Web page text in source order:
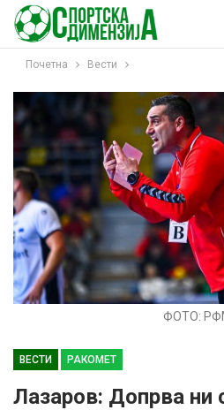
Почетна Вести
ФОТО:
ВЕСТИ РАКОМЕТ
Лазаров: Допрва ни